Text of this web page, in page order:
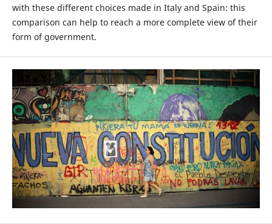
with these different choices made in Italy and Spain: this
comparison can help to reach a more complete view of their
form of government.